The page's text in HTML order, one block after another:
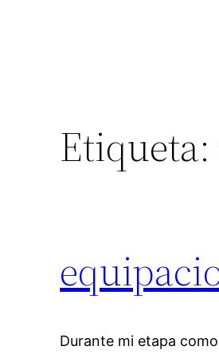
Etiqueta:
Durante mi etapa